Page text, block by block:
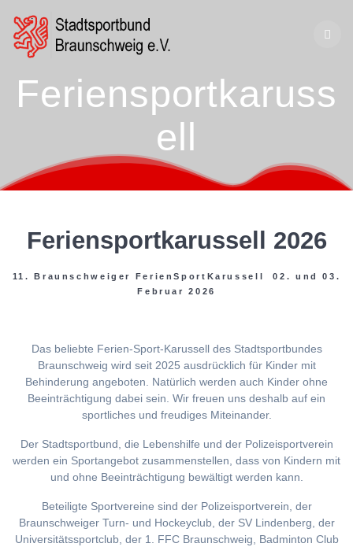
Feriensportkaruss
ell
Feriensportkarussell 2026
11. Braunschweiger FerienSportKarussell 02. und 03.
Februar 2026
Das beliebte Ferien-Sport-Karussell des Stadtsportbundes
Braunschweig wird seit 2025 ausdrücklich für Kinder mit
Behinderung angeboten. Natürlich werden auch Kinder ohne
Beeinträchtigung dabei sein. Wir freuen uns deshalb auf ein
sportliches und freudiges Miteinander.
Der Stadtsportbund, die Lebenshilfe und der Polizeisportverein
werden ein Sportangebot zusammenstellen, dass von Kindern mit
und ohne Beeinträchtigung bewältigt werden kann.
Beteiligte Sportvereine sind der Polizeisportverein, der
Braunschweiger Turn- und Hockeyclub, der SV Lindenberg, der
Universitätssportclub, der 1. FFC Braunschweig, Badminton Club